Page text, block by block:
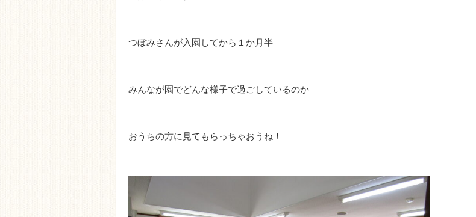
つぼみさんが入園してから１か月半
みんなが園でどんな様子で過ごしているのか
おうちの方に見てもらっちゃおうね！